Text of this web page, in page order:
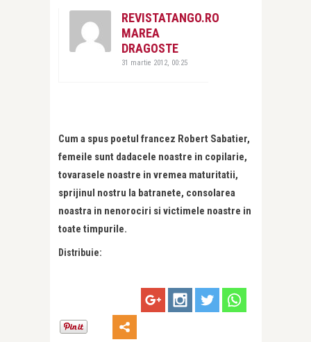
REVISTATANGO.RO
MAREA
DRAGOSTE
31 martie 2012, 00:25
Cum a spus poetul francez Robert Sabatier,
femeile sunt dadacele noastre in copilarie,
tovarasele noastre in vremea maturitatii,
sprijinul nostru la batranete, consolarea
noastra in nenorociri si victimele noastre in
toate timpurile.
Distribuie: